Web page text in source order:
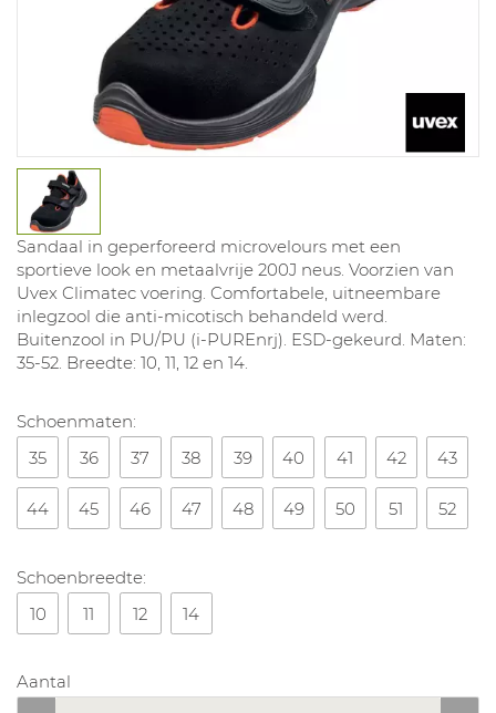
Sandaal in geperforeerd microvelours met een
sportieve look en metaalvrije 200J neus. Voorzien van
Uvex Climatec voering. Comfortabele, uitneembare
inlegzool die anti-micotisch behandeld werd.
Buitenzool in PU/PU (i-PUREnrj). ESD-gekeurd. Maten:
35-52. Breedte: 10, 11, 12 en 14.
Schoenmaten:
35
36 37 38 39 40 41 42 43
44 45 46 47 48 49 50 51 52
Schoenbreedte:
10
11 12 14
Aantal